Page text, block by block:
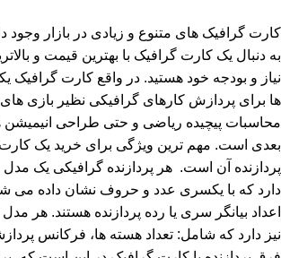
کارت گرافیک های متنوع و زیادی در بازار وجود
به دنبال یک کارت گرافیک با بهترین قیمت و
نیاز و بودجه خود هستید. در واقع کارت گرافیک
ها برای پردازش کارهای گرافیکی نظیر بازی های
محاسبات پیچیده ریاضی و حتی طراحی
بعدی است. مهم ترین ویژگی برای خرید یک کارت
پردازنده آن است. هر پردازنده گرافیکی یک
دارد که با یکسری عدد و حروف نشان داده می
اعداد بیانگر سری یا رده پردازنده هستند. هر
نیز دارد که شامل: تعداد هسته ها، فرکانس